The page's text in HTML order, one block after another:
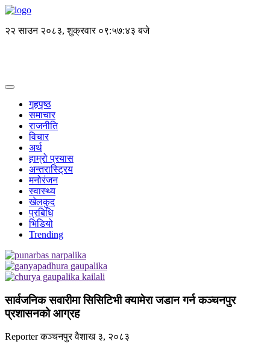
२२ साउन २०८३, शुक्रवार ०९:५७:४३ बजे
गृहपृष्ठ
समाचार
राजनीति
विचार
अर्थ
हाम्रो प्रयास
अन्तरास्ट्रिय
मनोरंजन
स्वास्थ्य
खेलकुद
प्रबिधि
भिडियो
Trending
सार्वजनिक सवारीमा सिसिटिभी क्यामेरा जडान गर्न कञ्चनपुर
प्रशासनको आग्रह
Reporterकञ्चनपुर वैशाख ३, २०८३